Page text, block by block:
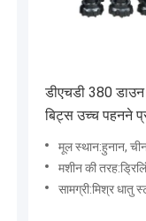
डीएचडी 380
बिट्स उच्च पहनने
मूल स्थान:हुनान,
मशीन की
सामग्री:मिश्र धातु